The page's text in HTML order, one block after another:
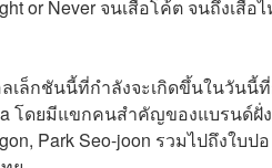
or Never จนเสื้อโค้ต จนถึงเสื้อ
ล็กชันนี้ที่กำลังจะเกิดขึ้นในวันนี้ที่
โดยมีแขกคนสำคัญของแบรนด์ฝั่ง
Park Seo-joon รวมไปถึงใบป